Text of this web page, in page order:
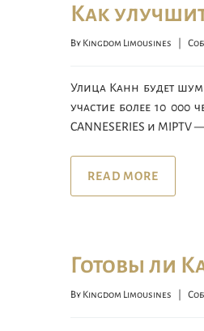
Как
By Kingdom Limousines
Улица Канн будет
участие более 10 000
CANNESERIES и
READ MORE
Готовы ли
By Kingdom Limousines